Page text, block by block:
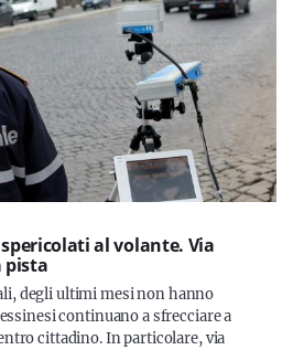
al volante. Via
pista
degli ultimi mesi non hanno
continuano a sfrecciare a
cittadino. In particolare, via